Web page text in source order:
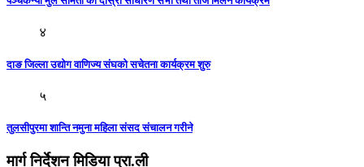
४
दाङ जिल्ला उद्योग वाणिज्य संघको सचेतना कार्यक्रम शुरु
५
तुलसीपुरमा शान्ति नमुना महिला संसद संचालन गरीने
मार्ग निर्देशन मिडिया प्रा.ली